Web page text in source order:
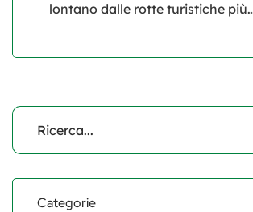
lontano dalle rotte turistiche più
che incanta con il suo fascino
tempo. Spesso ombreggiata
più famose Firenze, Pisa e Lucca,
passo dopo passo, tra antiche
Categorie